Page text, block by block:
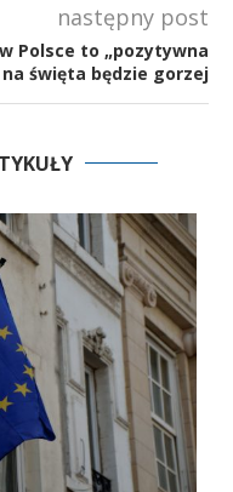
następny post
Polsce to „pozytywna
święta będzie gorzej